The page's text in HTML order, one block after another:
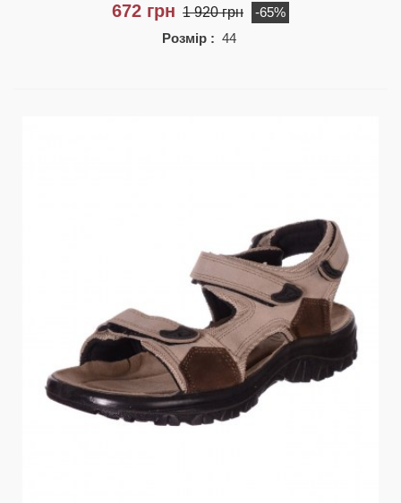
672 грн 1 920 грн
-65%
Розмір : 44